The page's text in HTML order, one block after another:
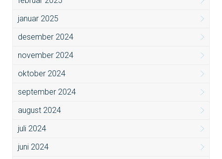
januar 2025
desember 2024
november 2024
oktober 2024
september 2024
august 2024
juli 2024
juni 2024